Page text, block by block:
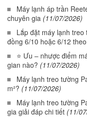
Máy lạnh áp trần
chuyên gia (11/07/2026)
Lắp đặt máy lạnh
đồng 6/10 hoặc 6/12
⭐ Ưu – nhược điểm
gian nào? (11/07/2026)
Máy lạnh treo tường
m²? (11/07/2026)
Máy lạnh treo tường
gia giải đáp chi tiết (11/